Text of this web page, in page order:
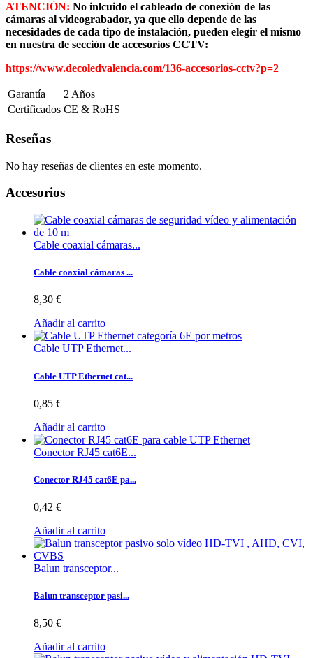
ATENCIÓN: No inlcuido el cableado de conexión de las
cámaras al videograbador, ya que ello depende de las
necesidades de cada tipo de instalación, pueden elegir el mismo
en nuestra de sección de accesorios CCTV:
https://www.decoledvalencia.com/136-accesorios-cctv?p=2
Garantía
2 Años
Certificados CE & RoHS
Reseñas
No hay reseñas de clientes en este momento.
Accesorios
Cable coaxial cámaras...
Cable coaxial cámaras ...
8,30 €
Añadir al carrito
Cable UTP Ethernet...
Cable UTP Ethernet cat...
0,85 €
Añadir al carrito
Conector RJ45 cat6E...
Conector RJ45 cat6E pa...
0,42 €
Añadir al carrito
Balun transceptor...
Balun transceptor pasi...
8,50 €
Añadir al carrito